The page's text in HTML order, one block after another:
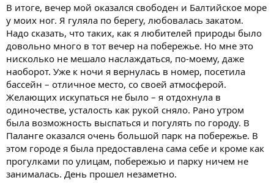
В итоге, вечер мой оказался свободен и Балтийское море
у моих ног. Я гуляла по берегу, любовалась закатом.
Надо сказать, что таких, как я любителей природы было
довольно много в тот вечер на побережье. Но мне это
нисколько не мешало наслаждаться, по-моему, даже
наоборот. Уже к ночи я вернулась в номер, посетила
бассейн – отличное место, со своей атмосферой.
Желающих искупаться не было – я отдохнула в
одиночестве, усталость как рукой сняло. Рано утром
была возможность выспаться и погулять по городу. В
Паланге оказался очень большой парк на побережье. В
этом городе я была предоставлена сама себе и кроме как
прогулками по улицам, побережью и парку ничем не
занималась. День прошел незаметно.